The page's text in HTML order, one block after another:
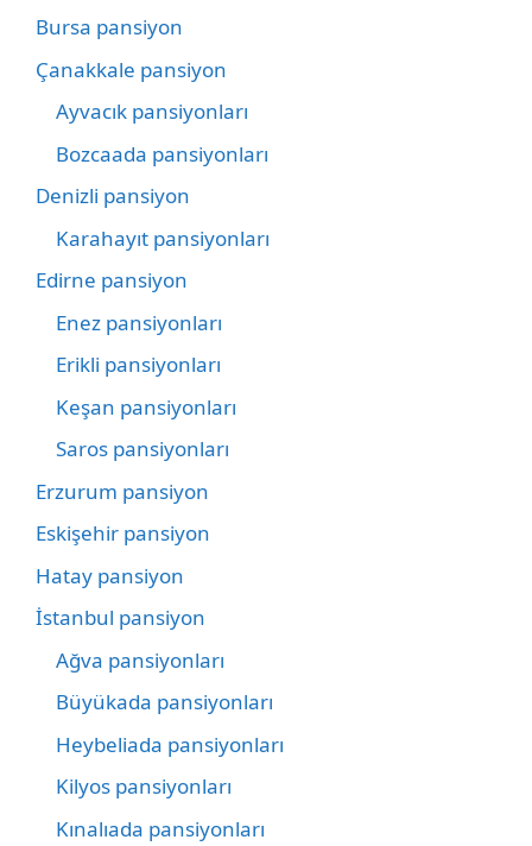
Bursa pansiyon
Çanakkale pansiyon
Ayvacık pansiyonları
Bozcaada pansiyonları
Denizli pansiyon
Karahayıt pansiyonları
Edirne pansiyon
Enez pansiyonları
Erikli pansiyonları
Keşan pansiyonları
Saros pansiyonları
Erzurum pansiyon
Eskişehir pansiyon
Hatay pansiyon
İstanbul pansiyon
Ağva pansiyonları
Büyükada pansiyonları
Heybeliada pansiyonları
Kilyos pansiyonları
Kınalıada pansiyonları